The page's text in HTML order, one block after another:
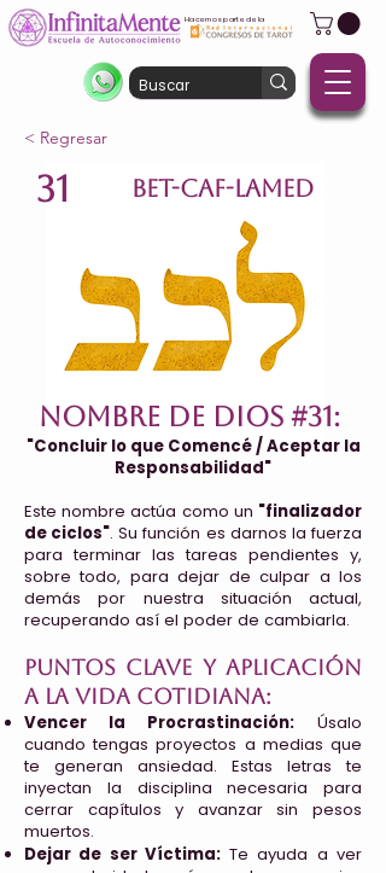
Hacemos parte de la
< Regresar
Nombre de Dios #31:
"Concluir lo que Comencé / Aceptar la
Responsabilidad"
Este nombre actúa como un "finalizador
de ciclos". Su función es darnos la fuerza
para terminar las tareas pendientes y,
sobre todo, para dejar de culpar a los
demás por nuestra situación actual,
recuperando así el poder de cambiarla.
Puntos clave y aplicación
a la vida cotidiana:
Vencer la Procrastinación: Úsalo
cuando tengas proyectos a medias que
te generan ansiedad. Estas letras te
inyectan la disciplina necesaria para
cerrar capítulos y avanzar sin pesos
muertos.
Dejar de ser Víctima:Te ayuda a ver
31 BET-CAF-LAMED